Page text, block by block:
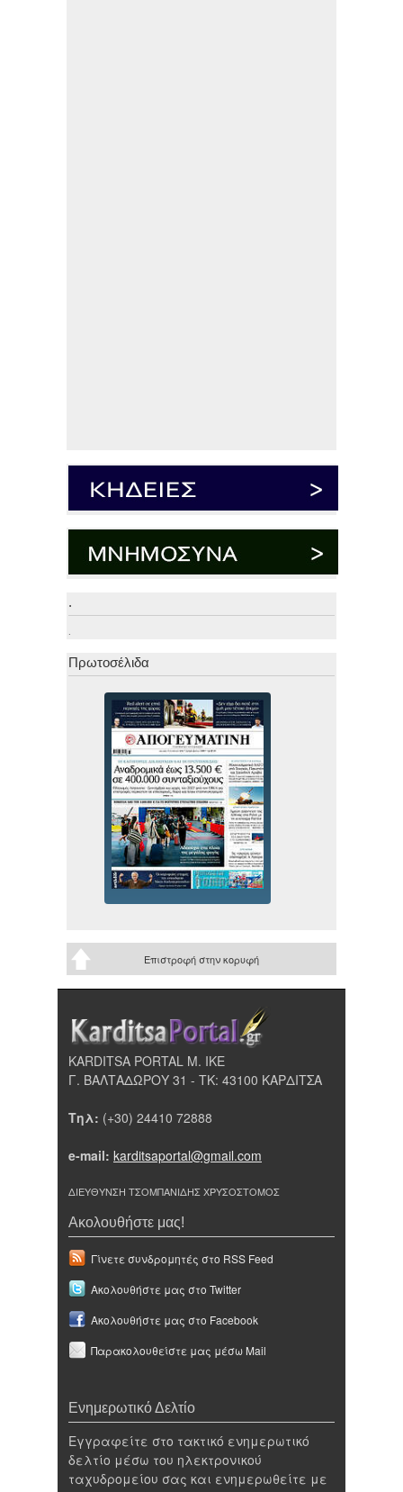
.
.
Πρωτοσέλιδα
Επιστροφή στην κορυφή
KARDITSA PORTAL Μ. ΙΚΕ
Γ. ΒΑΛΤΑΔΩΡΟΥ 31 - ΤΚ: 43100 ΚΑΡΔΙΤΣΑ
Τηλ: (+30) 24410 72888
e-mail: karditsaportal@gmail.com
ΔΙΕΥΘΥΝΣΗ ΤΣΟΜΠΑΝΙΔΗΣ ΧΡΥΣΟΣΤΟΜΟΣ
Ακολουθήστε μας!
Γίνετε συνδρομητές στο RSS Feed
Ακολουθήστε μας στο Twitter
Ακολουθήστε μας στο Facebook
Παρακολουθείστε μας μέσω Mail
Ενημερωτικό Δελτίο
Εγγραφείτε στο τακτικό ενημερωτικό
δελτίο μέσω του ηλεκτρονικού
ταχυδρομείου σας και ενημερωθείτε με